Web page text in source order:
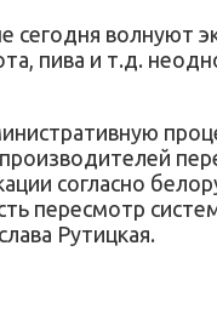
волнуют
пива и т.д.
согласно
Рутицкая.